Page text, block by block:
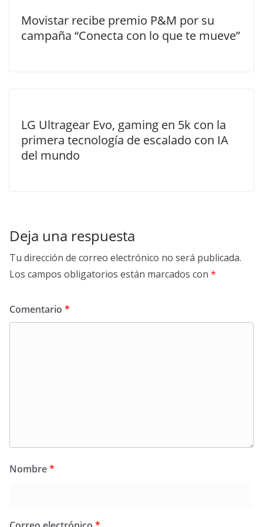
Movistar recibe premio P&M por su
campaña “Conecta con lo que te mueve”
LG Ultragear Evo, gaming en 5k con la
primera tecnología de escalado con IA
del mundo
Deja una respuesta
Tu dirección de correo electrónico no será publicada.
Los campos obligatorios están marcados con *
Comentario *
Nombre*